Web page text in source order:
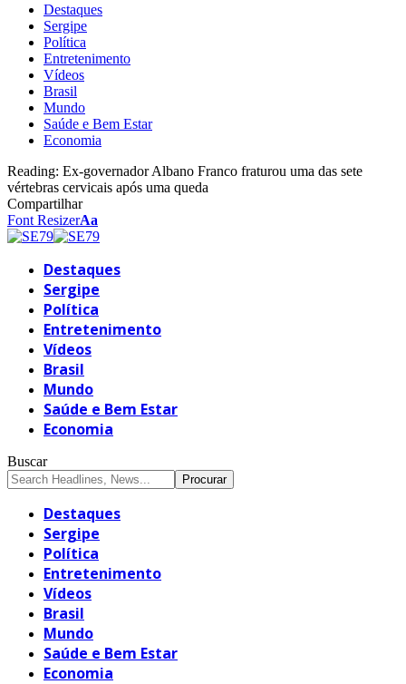
Destaques
Sergipe
Política
Entretenimento
Vídeos
Brasil
Mundo
Saúde e Bem Estar
Economia
Reading: Ex-governador Albano Franco fraturou uma das sete
vértebras cervicais após uma queda
Compartilhar
Font ResizerAa
Destaques
Sergipe
Política
Entretenimento
Vídeos
Brasil
Mundo
Saúde e Bem Estar
Economia
Buscar
Destaques
Sergipe
Política
Entretenimento
Vídeos
Brasil
Mundo
Saúde e Bem Estar
Economia